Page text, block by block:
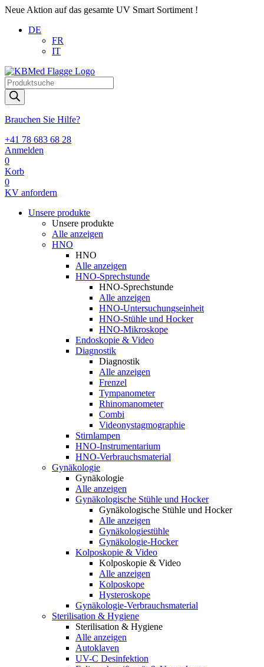
Neue Aktion auf das gesamte UV Smart Sortiment !
DE
FR
IT
Products
search
Brauchen Sie Hilfe?
+41 78 683 68 28
Anmelden
0
Korb
0
KV anfordern
Unsere produkte
Unsere produkte
Alle anzeigen
HNO
HNO
Alle anzeigen
HNO-Sprechstunde
HNO-Sprechstunde
Alle anzeigen
HNO-Untersuchungseinheit
HNO-Stühle und Hocker
HNO-Mikroskope
Endoskopie & Video
Diagnostik
Diagnostik
Alle anzeigen
Frenzel
Tympanometer
Rhinomanometer
Combi
Videonystagmographie
Stirnlampen
HNO-Instrumentarium
HNO-Verbrauchsmaterial
Gynäkologie
Gynäkologie
Alle anzeigen
Gynäkologische Stühle und Hocker
Gynäkologische Stühle und Hocker
Alle anzeigen
Gynäkologiestühle
Gynäkologie-Hocker
Kolposkopie & Video
Kolposkopie & Video
Alle anzeigen
Kolposkope
Hysteroskope
Gynäkologie-Verbrauchsmaterial
Sterilisation & Hygiene
Sterilisation & Hygiene
Alle anzeigen
Autoklaven
UV-C Desinfektion